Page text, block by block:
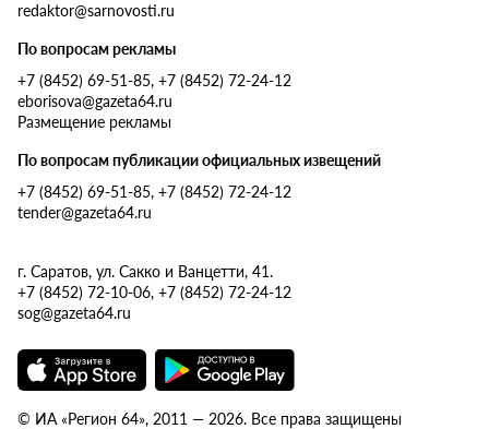
redaktor@sarnovosti.ru
По вопросам рекламы
+7 (8452) 69-51-85, +7 (8452) 72-24-12
eborisova@gazeta64.ru
Размещение рекламы
По вопросам публикации официальных извещений
+7 (8452) 69-51-85, +7 (8452) 72-24-12
tender@gazeta64.ru
г. Саратов, ул. Сакко и Ванцетти, 41.
+7 (8452) 72-10-06, +7 (8452) 72-24-12
sog@gazeta64.ru
© ИА «Регион 64», 2011 — 2026. Все права защищены